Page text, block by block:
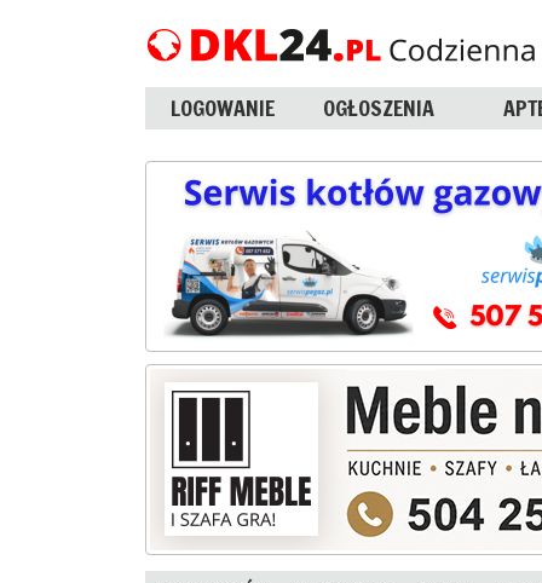
LOGOWANIE OGŁOSZENIA